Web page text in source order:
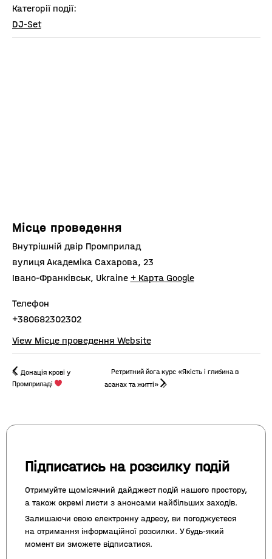
Категорії події:
DJ-Set
Місце проведення
Внутрішній двір Промприлад
вулиця Академіка Сахарова, 23
Івано-Франківськ, Ukraine + Карта Google
Телефон
+380682302302
View Місце проведення Website
Донація крові у
Промприладі
Ретритний йога курс «Якість і глибина в
асанах та житті»
Підписатись на розсилку подій
Отримуйте щомісячний дайджест подій нашого простору,
а також окремі листи з анонсами найбільших заходів.
Залишаючи свою електронну адресу, ви погоджуєтеся
на отримання інформаційної розсилки. У будь-який
момент ви зможете відписатися.